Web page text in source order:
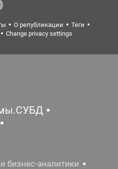
О републикации
Теги
Change privacy settings
бизнес-аналитики